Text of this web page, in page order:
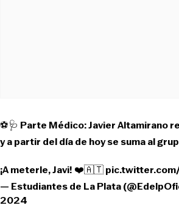
⚽🩺 Parte Médico: Javier Altamirano
y a partir del día de hoy se suma al
¡A meterle, Javi! ❤️🇦🇹
— Estudiantes de La Plata
2024